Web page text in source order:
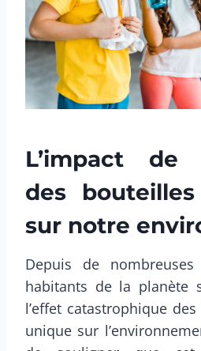
L’impact de
des
sur notre
Depuis de
habitants de la planète
l’effet catastrophique
unique sur